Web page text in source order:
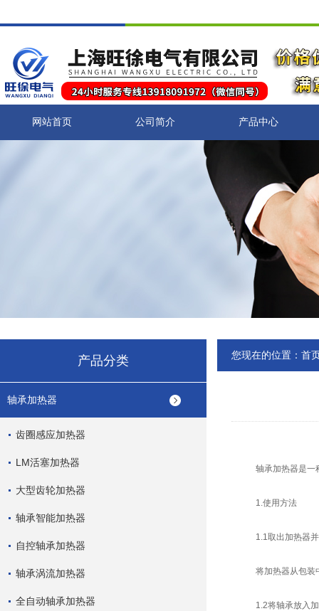
网站首页 公司简介 产品中心
产品分类
轴承加热器
齿圈感应加热器
LM活塞加热器
大型齿轮加热器
轴承智能加热器
自控轴承加热器
轴承涡流加热器
全自动轴承加热器
您现在的位置： 首
轴承加热器是一种
1.使用方法
1.1取出加热器并
将加热器从包装中
1.2将轴承放入加